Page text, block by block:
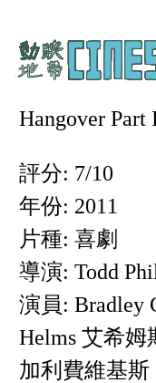
Hangover Part
評分: 7/10
年份: 2011
片種: 喜劇
導演: Todd
演員: Bradley
Helms 艾希姆
加利費維基斯